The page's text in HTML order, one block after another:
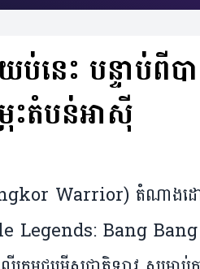
នេះ បន្ទាប់ពីប
ះតំបន់អាស៊ី
Warrior) តំណាងដ
Legends: Bang Bang